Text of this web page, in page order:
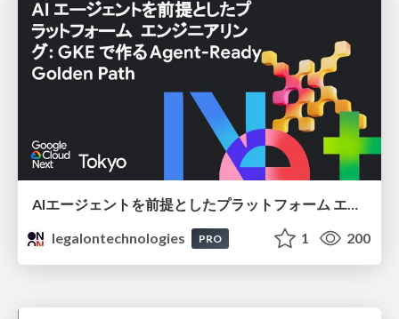
legalontechnologies
PRO 1 200